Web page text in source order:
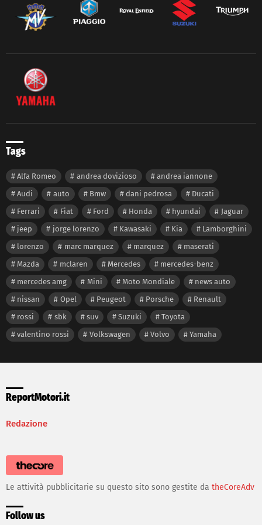
Tags
Alfa Romeo andrea dovizioso
andrea iannone
Audi
auto Bmw dani pedrosa
Ducati
Ferrari
Fiat Ford Honda hyundai
Jaguar
jeep
jorge lorenzo Kawasaki Kia
Lamborghini
lorenzo
marc marquez marquez
maserati
Mazda
mclaren Mercedes
mercedes-benz
mercedes amg
Mini Moto Mondiale
news auto
nissan
Opel Peugeot Porsche
Renault
rossi
sbk suv Suzuki
Toyota
valentino rossi
Volkswagen Volvo Yamaha
ReportMotori.it
Redazione
Le attività pubblicitarie su questo sito sono gestite da theCoreAdv
Follow us